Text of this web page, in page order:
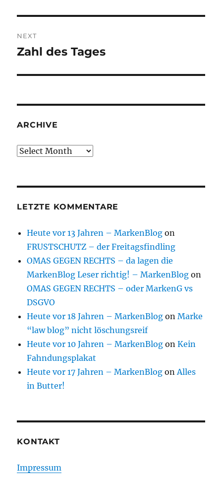
NEXT
Next
Zahl des Tages
ARCHIVE
Archive
LETZTE KOMMENTARE
Heute vor 13 Jahren – MarkenBlog on
FRUSTSCHUTZ – der Freitagsfindling
OMAS GEGEN RECHTS – da lagen die
MarkenBlog Leser richtig! – MarkenBlog on
OMAS GEGEN RECHTS – oder MarkenG vs
DSGVO
Heute vor 18 Jahren – MarkenBlog onMarke
“law blog” nicht löschungsreif
Heute vor 10 Jahren – MarkenBlog onKein
Fahndungsplakat
Heute vor 17 Jahren – MarkenBlog on Alles
in Butter!
KONTAKT
Impressum